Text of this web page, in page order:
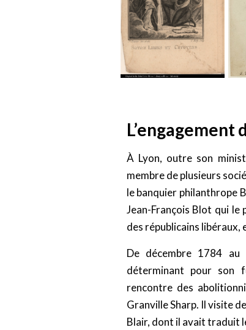
L’engagement
À Lyon, outre son
membre de plusieurs
le banquier philanthrope
Jean-François Blot qui
des républicains libéraux,
De décembre 1784
déterminant pour son
rencontre des
Granville Sharp. Il visite
Blair, dont il avait traduit